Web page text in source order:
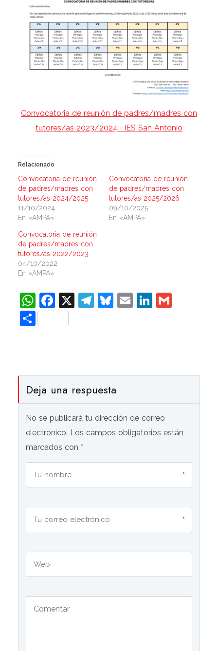
Convocatoria de reunión de padres/madres con
tutores/as 2023/2024 · IES San Antonio
Relacionado
Convocatoria de reunión
de padres/madres con
tutores/as 2024/2025
11/10/2024
En «AMPA»
Convocatoria de reunión
de padres/madres con
tutores/as 2025/2026
09/10/2025
En «AMPA»
Convocatoria de reunión
de padres/madres con
tutores/as 2022/2023
04/10/2022
En «AMPA»
WhatsApp
Facebook
X Telegram
Bluesky
EmailLinkedIn
Compartir
Deja una respuesta
No se publicará tu dirección de correo
electrónico. Los campos obligatorios están
marcados con *.
*
*